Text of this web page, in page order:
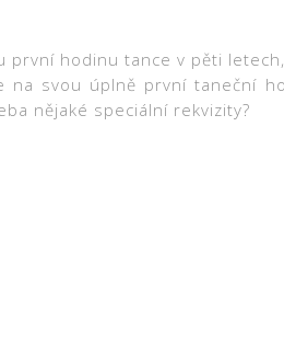
první hodinu tance v pěti
svou úplně první taneční
nějaké speciální rekvizity?